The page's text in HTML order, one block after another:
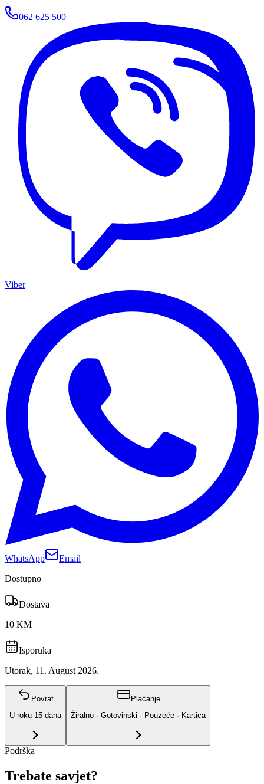
062 625 500
Viber
WhatsApp
Email
Dostupno
Dostava
10 KM
Isporuka
Utorak, 11. August 2026.
Povrat
U roku 15 dana
Plaćanje
Žiralno · Gotovinski · Pouzeće · Kartica
Podrška
Trebate savjet?